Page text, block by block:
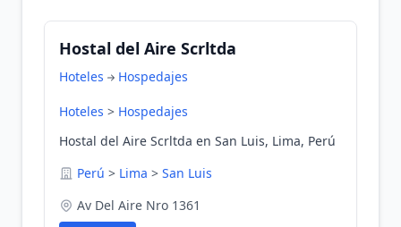
Hostal del Aire Scrltda
Hoteles Hospedajes
Hoteles > Hospedajes
Hostal del Aire Scrltda en San Luis, Lima, Perú
Perú > Lima > San Luis
Av Del Aire Nro 1361